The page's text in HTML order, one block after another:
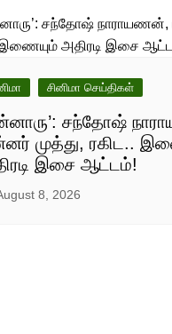
சினிமா செய்திகள்
சந்தோஷ்
முத்து, ரகிட..
இசை ஆட்டம்!
8, 2026